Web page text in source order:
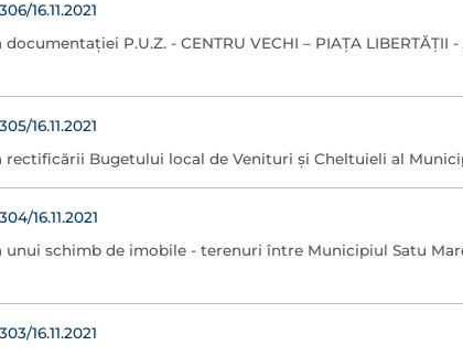
16.11.2021
P.U.Z. - CENTRU VECHI – PIAȚA LIBERTĂȚII
16.11.2021
rectificării Bugetului local de Venituri şi Cheltuieli al
16.11.2021
unui schimb de imobile - terenuri între Municipiul Satu
16.11.2021